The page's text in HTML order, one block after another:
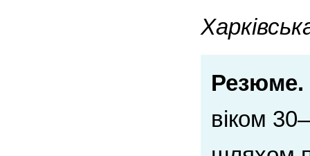
Резюме.
віком